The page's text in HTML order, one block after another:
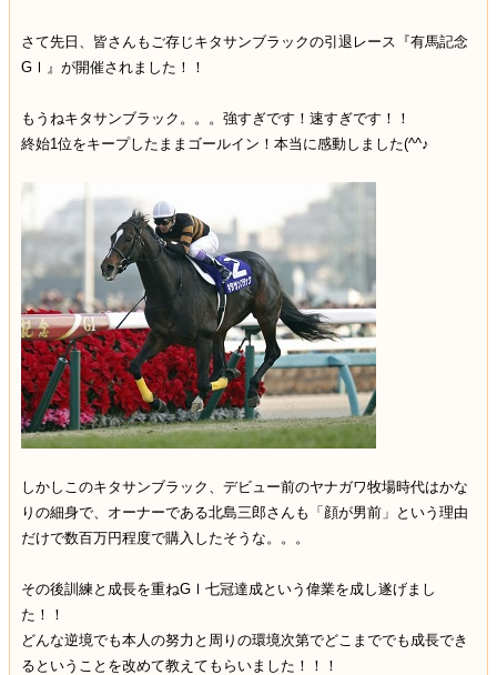
さて先日、皆さんもご存じキタサンブラックの引退レース『有馬記念
GⅠ』が開催されました！！
もうねキタサンブラック。。。強すぎです！速すぎです！！
終始1位をキープしたままゴールイン！本当に感動しました(^^♪
しかしこのキタサンブラック、デビュー前のヤナガワ牧場時代はかな
りの細身で、オーナーである北島三郎さんも「顔が男前」という理由
だけで数百万円程度で購入したそうな。。。
その後訓練と成長を重ねGⅠ七冠達成という偉業を成し遂げまし
た！！
どんな逆境でも本人の努力と周りの環境次第でどこまででも成長でき
るということを改めて教えてもらいました！！！